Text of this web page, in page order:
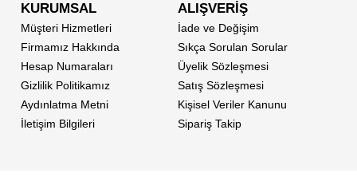
KURUMSAL
Müşteri Hizmetleri
Firmamız Hakkında
Hesap Numaraları
Gizlilik Politikamız
Aydınlatma Metni
İletişim Bilgileri
ALIŞVERİŞ
İade ve Değişim
Sıkça Sorulan Sorular
Üyelik Sözleşmesi
Satış Sözleşmesi
Kişisel Veriler Kanunu
Sipariş Takip